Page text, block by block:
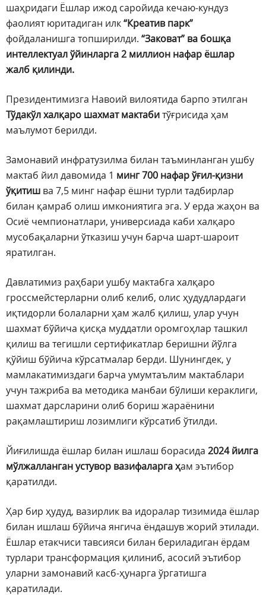
шаҳридаги Ёшлар ижод саройида кечаю-кундуз
фаолият юритадиган илк“Креатив парк”
фойдаланишга топширилди. “Заковат” ва бошқа
интеллектуал ўйинларга 2 миллион нафар ёшлар
жалб қилинди.
Президентимизга Навоий вилоятида барпо этилган
Тўдакўл халқаро шахмат мактабитўғрисида ҳам
маълумот берилди.
Замонавий инфратузилма билан таъминланган ушбу
мактаб йил давомида 1 минг 700 нафар ўғил-қизни
ўқитиш ва 7,5 минг нафар ёшни турли тадбирлар
билан қамраб олиш имкониятига эга. У ерда жаҳон ва
Осиё чемпионатлари, универсиада каби халқаро
мусобақаларни ўтказиш учун барча шарт-шароит
яратилган.
Давлатимиз раҳбари ушбу мактабга халқаро
гроссмейстерларни олиб келиб, олис ҳудудлардаги
иқтидорли болаларни ҳам жалб қилиш, улар учун
шахмат бўйича қисқа муддатли оромгоҳлар ташкил
қилиш ва тегишли сертификатлар беришни йўлга
қўйиш бўйича кўрсатмалар берди. Шунингдек, у
мамлакатимиздаги барча умумтаълим мактаблари
учун тажриба ва методика манбаи бўлиши кераклиги,
шахмат дарсларини олиб бориш жараёнини
рақамлаштириш лозимлиги кўрсатиб ўтилди.
Йиғилишда ёшлар билан ишлаш борасида 2024 йилга
мўлжалланган устувор вазифаларга ҳам эътибор
қаратилди.
Ҳар бир ҳудуд, вазирлик ва идоралар тизимида ёшлар
билан ишлаш бўйича янгича ёндашув жорий этилади.
Ёшлар етакчиси тавсияси билан бериладиган ёрдам
турлари трансформация қилиниб, асосий эътибор
уларни замонавий касб-ҳунарга ўргатишга
қаратилади.